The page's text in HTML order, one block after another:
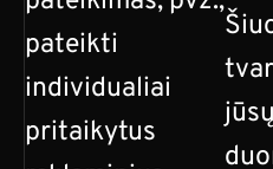
pateikti
individualiai
pritaikytus